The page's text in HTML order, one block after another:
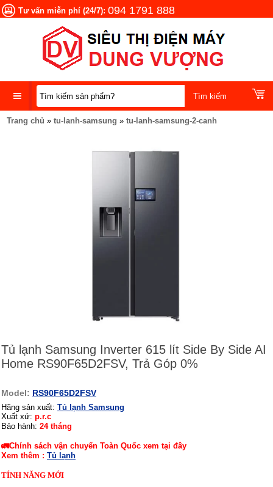
Tư vấn miễn phí (24/7): 094 1791 888
DANH
Trang chủ » tu-lanh-samsung » tu-lanh-samsung-2-canh
Tủ lạnh Samsung Inverter 615 lít Side By Side AI
Home RS90F65D2FSV, Trả Góp 0%
Model: RS90F65D2FSV
Hãng sản xuất: Tủ lạnh Samsung
Xuất xứ: p.r.c
Bảo hành: 24 tháng
🚛Chính sách vận chuyển Toàn Quốc xem tại đây
Xem thêm : Tủ lạnh
TÍNH NĂNG MỚI